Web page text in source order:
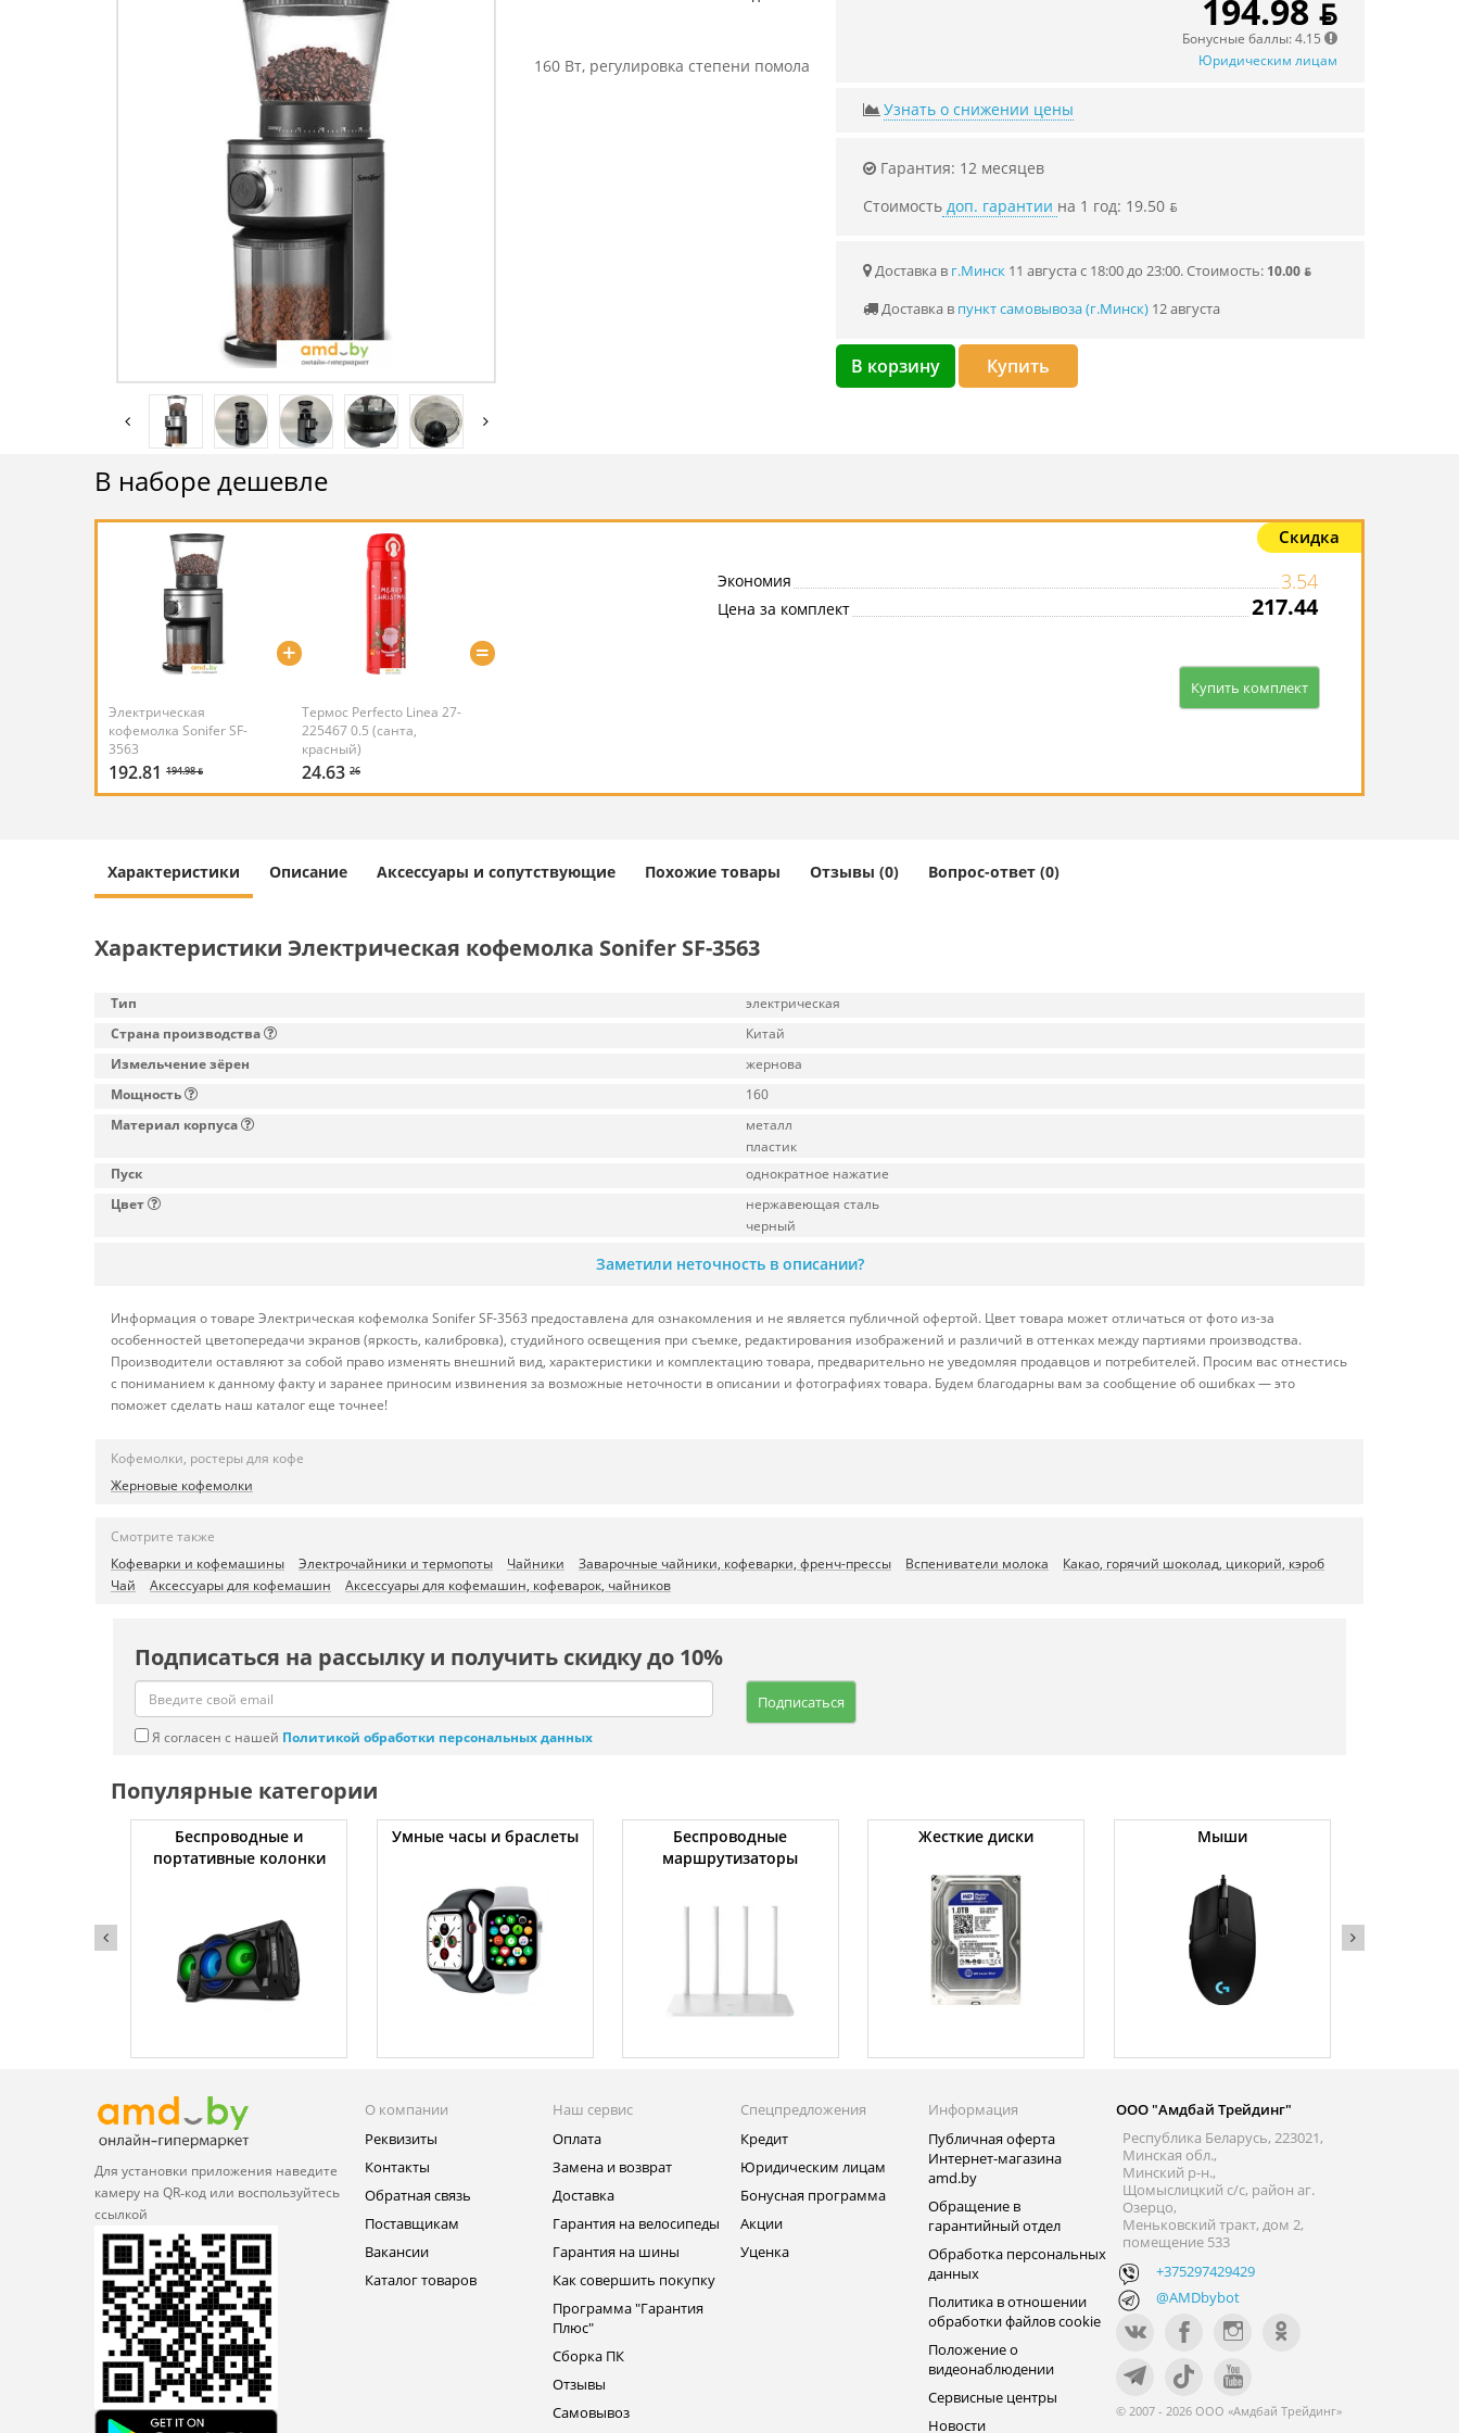
160 Вт, регулировка степени помола
194.98 ƃ
Бонусные баллы: 4.15
Юридическим лицам
Узнать о снижении цены
Гарантия: 12 месяцев
Стоимостьдоп. гарантии на 1 год: 19.50 ƃ
Доставка в г.Минск11 августа с 18:00 до 23:00.Стоимость: 10.00 ƃ
Доставка в пункт самовывоза (г.Минск)12 августа
В корзину Купить
В наборе дешевле
Скидка
Электрическая
кофемолка Sonifer SF-
3563
192.81 194.98 ƃ
+
Термос Perfecto Linea 27-
225467 0.5 (санта,
красный)
24.63 26
=
Экономия 3.54
Цена за комплект 217.44
Купить комплект
Характеристики Описание Аксессуары и сопутствующие Похожие товары Отзывы (0) Вопрос-ответ (0)
Характеристики Электрическая кофемолка Sonifer SF-3563
Тип
электрическая
Страна производства
Китай
Измельчение зёрен
жернова
Мощность
160
Материал корпуса
металл
пластик
Пуск
однократное нажатие
Цвет
нержавеющая сталь
черный
Заметили неточность в описании?
Информация о товаре Электрическая кофемолка Sonifer SF-3563 предоставлена для ознакомления и не является публичной офертой. Цвет товара может отличаться от фото из-за
особенностей цветопередачи экранов (яркость, калибровка), студийного освещения при съемке, редактирования изображений и различий в оттенках между партиями производства.
Производители оставляют за собой право изменять внешний вид, характеристики и комплектацию товара, предварительно не уведомляя продавцов и потребителей. Просим вас отнестись
с пониманием к данному факту и заранее приносим извинения за возможные неточности в описании и фотографиях товара. Будем благодарны вам за сообщение об ошибках — это
поможет сделать наш каталог еще точнее!
Кофемолки, ростеры для кофе
Жерновые кофемолки
Смотрите также
Кофеварки и кофемашины
Электрочайники и термопоты Чайники Заварочные чайники, кофеварки, френч-прессы Вспениватели молока
Какао, горячий шоколад, цикорий, кэроб
Чай
Аксессуары для кофемашин Аксессуары для кофемашин, кофеварок, чайников
Подписаться на рассылку и получить скидку до 10%
Подписаться
Я согласен с нашей Политикой обработки персональных данных
Популярные категории
Беспроводные и
портативные колонки
Умные часы и браслеты
Беспроводные
маршрутизаторы
Жесткие диски Мыши
Для установки приложения наведите
камеру на QR‑код или воспользуйтесь
ссылкой
О компании
Реквизиты
Контакты
Обратная связь
Поставщикам
Вакансии
Каталог товаров
Наш сервис
Оплата
Замена и возврат
Доставка
Гарантия на велосипеды
Гарантия на шины
Как совершить покупку
Программа "Гарантия
Плюс"
Сборка ПК
Отзывы
Самовывоз
Спецпредложения
Кредит
Юридическим лицам
Бонусная программа
Акции
Уценка
Информация
Публичная оферта
Интернет-магазина
amd.by
Обращение в
гарантийный отдел
Обработка персональных
данных
Политика в отношении
обработки файлов cookie
Положение о
видеонаблюдении
Сервисные центры
Новости
ООО "Амдбай Трейдинг"
Республика Беларусь, 223021,
Минская обл.,
Минский р-н.,
Щомыслицкий с/с, район аг.
Озерцо,
Меньковский тракт, дом 2,
помещение 533
+375297429429
@AMDbybot
© 2007 - 2026 ООО «Амдбай Трейдинг»